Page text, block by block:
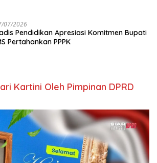
07/2026
Pendidikan Apresiasi Komitmen Bupati
Pertahankan PPPK
Kartini Oleh Pimpinan DPRD